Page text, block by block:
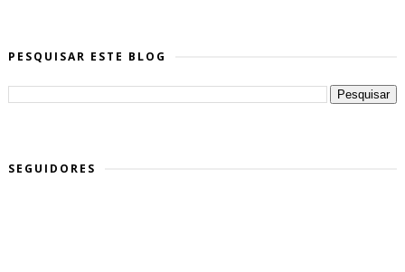
PESQUISAR ESTE BLOG
SEGUIDORES